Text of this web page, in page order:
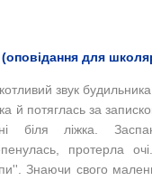
для
звук
й потяглась за
біля ліжка.
протерла
Знаючи свого